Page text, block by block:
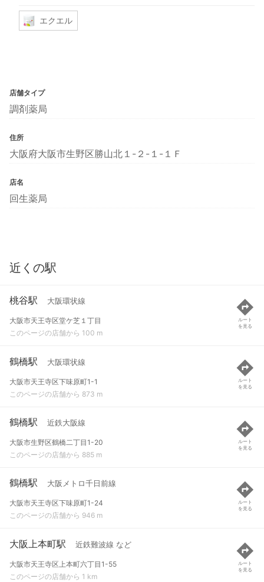
エクエル
店舗タイプ
調剤薬局
住所
大阪府大阪市生野区勝山北１-２-１-１Ｆ
店名
回生薬局
近くの駅
桃谷駅 大阪環状線
大阪市天王寺区堂ケ芝１丁目
このページの店舗から 100 m
ルート
を見る
鶴橋駅 大阪環状線
大阪市天王寺区下味原町1-1
このページの店舗から 873 m
ルート
を見る
鶴橋駅 近鉄大阪線
大阪市生野区鶴橋二丁目1-20
このページの店舗から 885 m
ルート
を見る
鶴橋駅 大阪メトロ千日前線
大阪市天王寺区下味原町1-24
このページの店舗から 946 m
ルート
を見る
大阪上本町駅 近鉄難波線 など
大阪市天王寺区上本町六丁目1-55
このページの店舗から 1 km
ルート
を見る